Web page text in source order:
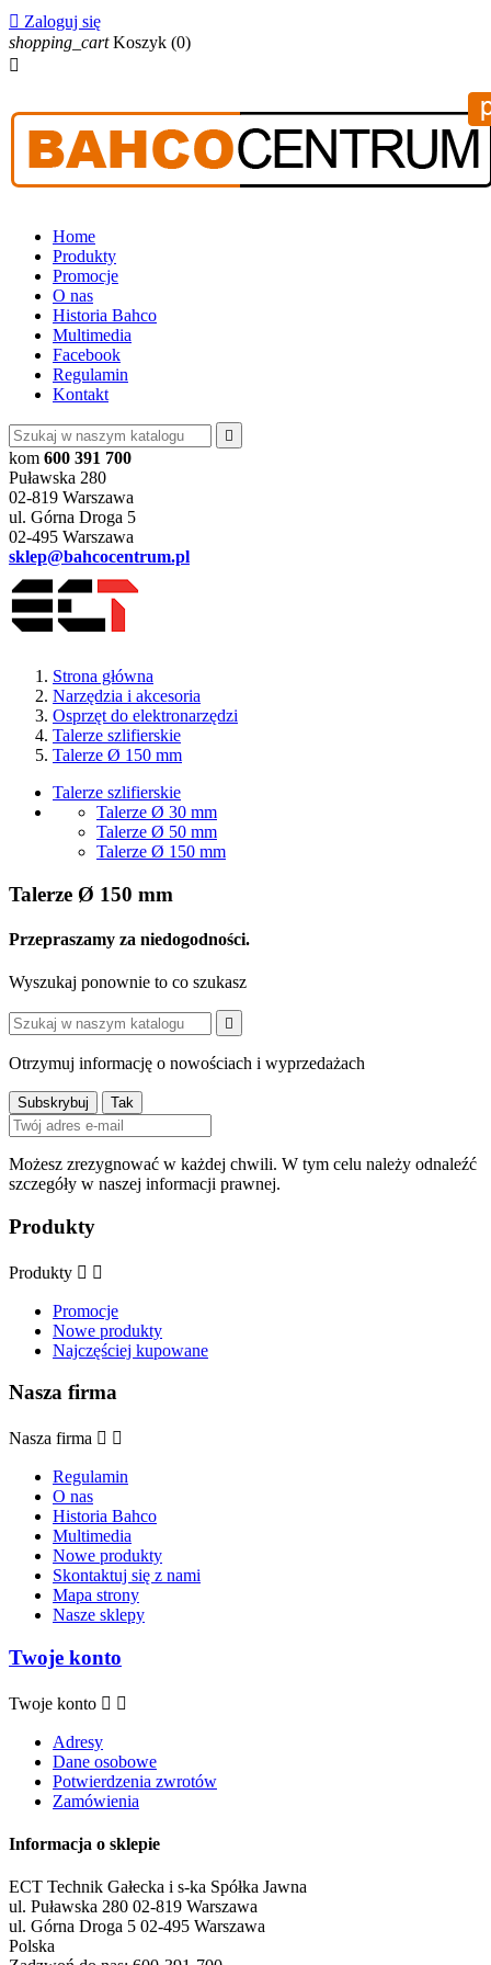
 Zaloguj się
shopping_cart Koszyk (0)

Home
Produkty
Promocje
O nas
Historia Bahco
Multimedia
Facebook
Regulamin
Kontakt

kom 600 391 700
Puławska 280
02-819 Warszawa
ul. Górna Droga 5
02-495 Warszawa
sklep@bahcocentrum.pl
Strona główna
Narzędzia i akcesoria
Osprzęt do elektronarzędzi
Talerze szlifierskie
Talerze Ø 150 mm
Talerze szlifierskie
Talerze Ø 30 mm
Talerze Ø 50 mm
Talerze Ø 150 mm
Talerze Ø 150 mm
Przepraszamy za niedogodności.
Wyszukaj ponownie to co szukasz

Otrzymuj informację o nowościach i wyprzedażach
Możesz zrezygnować w każdej chwili. W tym celu należy odnaleźć
szczegóły w naszej informacji prawnej.
Produkty
Produkty  
Promocje
Nowe produkty
Najczęściej kupowane
Nasza firma
Nasza firma  
Regulamin
O nas
Historia Bahco
Multimedia
Nowe produkty
Skontaktuj się z nami
Mapa strony
Nasze sklepy
Twoje konto
Twoje konto  
Adresy
Dane osobowe
Potwierdzenia zwrotów
Zamówienia
Informacja o sklepie
ECT Technik Gałecka i s-ka Spółka Jawna
ul. Puławska 280 02-819 Warszawa
ul. Górna Droga 5 02-495 Warszawa
Polska